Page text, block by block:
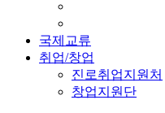
국제교류
취업/창업
진로취업지원처
창업지원단